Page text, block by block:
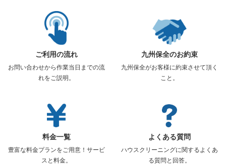
ご利用の流れ
お問い合わせから作業当日までの流
れをご説明。
九州保全のお約束
九州保全がお客様に約束させて頂く
こと。
料金一覧
豊富な料金プランをご用意！サービ
スと料金。
よくある質問
ハウスクリーニングに関するよくあ
る質問と回答。